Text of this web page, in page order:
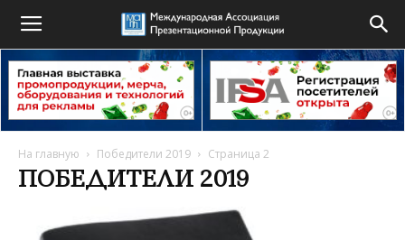
На главную Победители 2019 Страница 2
ПОБЕДИТЕЛИ 2019